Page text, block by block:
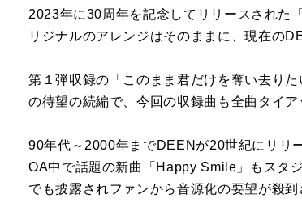
2023年に30周年を記念してリリースされ
リジナルのアレンジはそのままに、現在の
第１弾収録の「このまま君だけを奪い去り
の待望の続編で、今回の収録曲も全曲タイ
90年代～2000年までDEENが20世紀にリリ
OA中で話題の新曲「Happy Smile」もスタ
でも披露されファンから音源化の要望が殺到